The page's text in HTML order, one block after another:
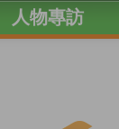
人物專訪